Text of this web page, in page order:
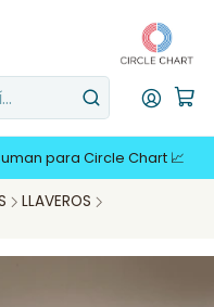
para Circle Chart 📈
LLAVEROS